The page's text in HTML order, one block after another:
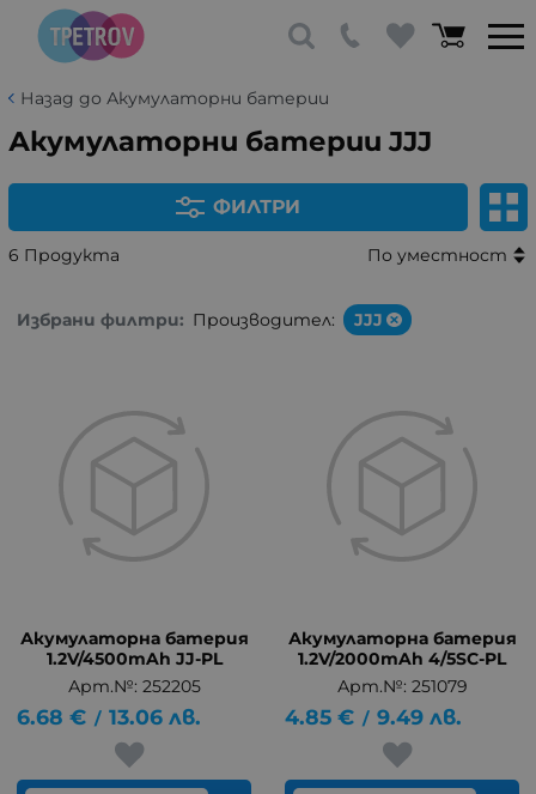
Назад до Акумулаторни батерии
Акумулаторни батерии JJJ
ФИЛТРИ
6 Продукта По уместност
Избрани филтри: Производител: JJJ
Акумулаторна батерия
1.2V/4500mAh JJ-PL
Арт.№: 252205
6.68 € / 13.06 лв.
Акумулаторна батерия
1.2V/2000mAh 4/5SC-PL
Арт.№: 251079
4.85 € / 9.49 лв.